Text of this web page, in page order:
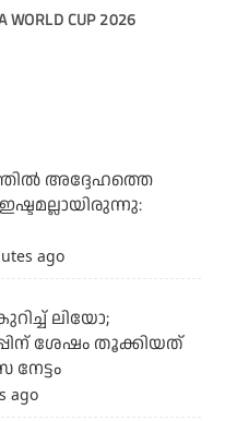
WORLD CUP 2026
അദ്ദേഹത്തെ
ago
ലിയോ;
ശേഷം തൂക്കിയത്
ago